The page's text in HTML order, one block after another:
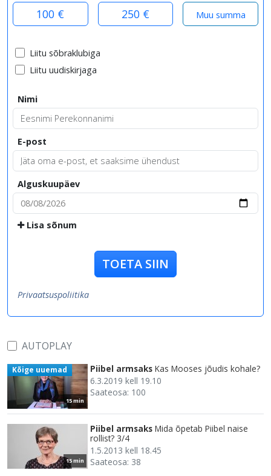
100 € 250 €
Liitu sõbraklubiga
Liitu uudiskirjaga
Nimi
E-post
Alguskuupäev
Lisa sõnum
TOETA SIIN
Privaatsuspoliitika
AUTOPLAY
15 min
Kõige uuemad Piibel armsaks Kas Mooses jõudis kohale?
6.3.2019 kell 19.10
Saateosa: 100
15 min
Piibel armsaks Mida õpetab Piibel naise
rollist? 3/4
1.5.2013 kell 18.45
Saateosa: 38